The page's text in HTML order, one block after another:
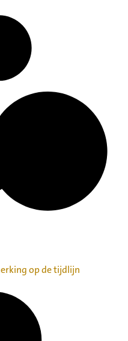
op de tijdlijn